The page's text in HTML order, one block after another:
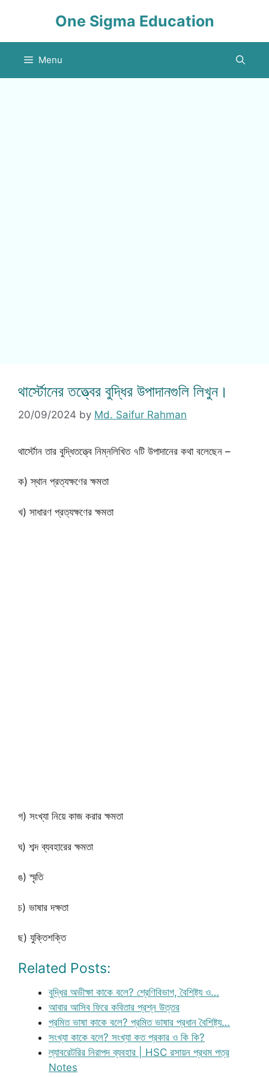
One Sigma Education
Menu
থার্স্টোনের তত্ত্বের বুদ্ধির উপাদানগুলি লিখুন।
20/09/2024 by Md. Saifur Rahman
থার্স্টোন তার বুদ্ধিতত্ত্বে নিম্নলিখিত ৭টি উপাদানের কথা বলেছেন –
ক) স্থান প্রত্যক্ষণের ক্ষমতা
খ) সাধারণ প্রত্যক্ষণের ক্ষমতা
গ) সংখ্যা নিয়ে কাজ করার ক্ষমতা
ঘ) শব্দ ব্যবহারের ক্ষমতা
ঙ) স্মৃতি
চ) ভাষার দক্ষতা
ছ) যুক্তিশক্তি
Related Posts:
বুদ্ধির অভীক্ষা কাকে বলে? শ্রেণিবিভাগ, বৈশিষ্ট্য ও…
আবার আসিব ফিরে কবিতার প্রশ্ন উত্তর
প্রমিত ভাষা কাকে বলে? প্রমিত ভাষার প্রধান বৈশিষ্ট্য…
সংখ্যা কাকে বলে? সংখ্যা কত প্রকার ও কি কি?
ল্যাবরেটরির নিরাপদ ব্যবহার | HSC রসায়ন প্রথম পত্র
Notes